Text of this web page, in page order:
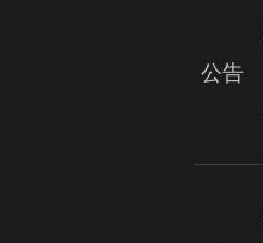
公告